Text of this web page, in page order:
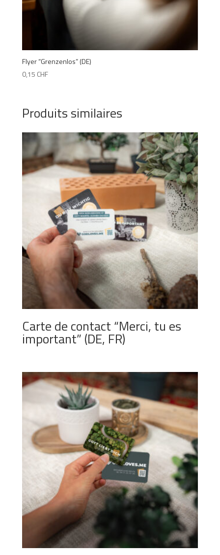
Flyer “Grenzenlos” (DE)
0,15 CHF
Produits similaires
Carte de contact “Merci, tu es
important” (DE, FR)